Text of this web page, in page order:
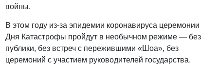
войны.
В этом году из-за эпидемии коронавируса церемонии
Дня Катастрофы пройдут в необычном режиме — без
публики, без встреч с пережившими «Шоа», без
церемоний с участием руководителей государства.